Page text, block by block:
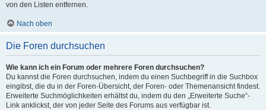
von den Listen entfernen.
Nach oben
Die Foren durchsuchen
Wie kann ich ein Forum oder mehrere Foren durchsuchen?
Du kannst die Foren durchsuchen, indem du einen Suchbegriff in die Suchbox
eingibst, die du in der Foren-Übersicht, der Foren- oder Themenansicht findest.
Erweiterte Suchmöglichkeiten erhältst du, indem du den „Erweiterte Suche“-
Link anklickst, der von jeder Seite des Forums aus verfügbar ist.